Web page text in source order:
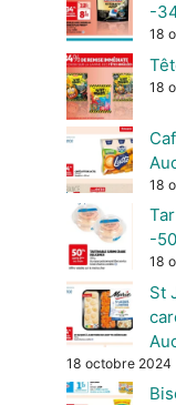
-
18
18
18
-
18
St
18 octobre 2024